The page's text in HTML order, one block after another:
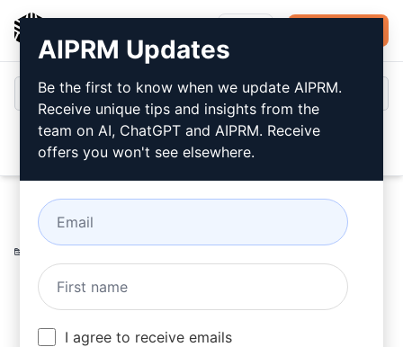
Home / 人工智能提示 / SEO Prompts / Writing Prompts
TLDR Writer With Your Keyword /
AIPRM Updates
Be the first to know when we update AIPRM.
Receive unique tips and insights from the
team on AI, ChatGPT and AIPRM. Receive
offers you won't see elsewhere.
I agree to receive emails